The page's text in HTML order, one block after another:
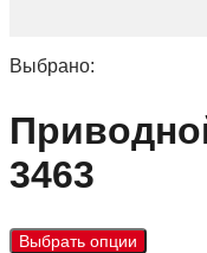
Выбрано:
3463
Выбрать опции